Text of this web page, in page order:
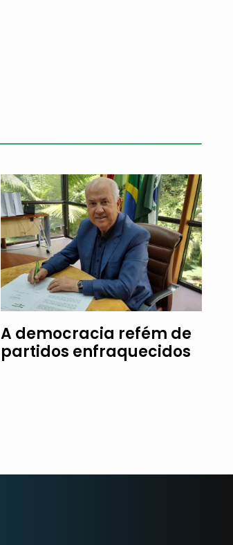
A democracia refém de
partidos enfraquecidos